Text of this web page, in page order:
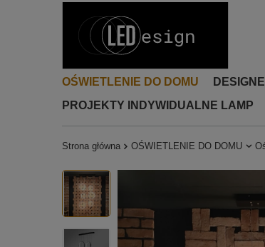
OŚWIETLENIE DO DOMU
PROJEKTY INDYWIDUALNE LAMP
Strona główna OŚWIETLENIE DO DOMU